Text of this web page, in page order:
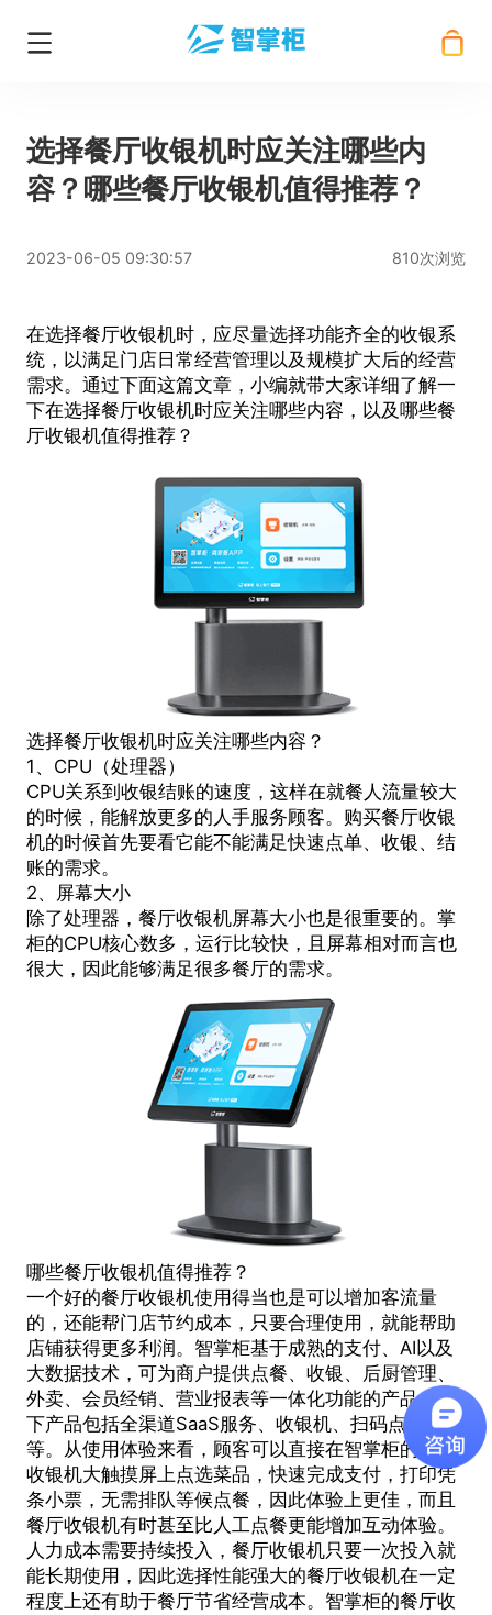
选择餐厅收银机时应关注哪些内
容？哪些餐厅收银机值得推荐？
2023-06-05 09:30:57 810次浏览
在选择餐厅收银机时，应尽量选择功能齐全的收银系
统，以满足门店日常经营管理以及规模扩大后的经营
需求。通过下面这篇文章，小编就带大家详细了解一
下在选择餐厅收银机时应关注哪些内容，以及哪些餐
厅收银机值得推荐？
选择餐厅收银机时应关注哪些内容？
1、CPU（处理器）
CPU关系到收银结账的速度，这样在就餐人流量较大
的时候，能解放更多的人手服务顾客。购买餐厅收银
机的时候首先要看它能不能满足快速点单、收银、结
账的需求。
2、屏幕大小
除了处理器，餐厅收银机屏幕大小也是很重要的。掌
柜的CPU核心数多，运行比较快，且屏幕相对而言也
很大，因此能够满足很多餐厅的需求。
哪些餐厅收银机值得推荐？
一个好的餐厅收银机使用得当也是可以增加客流量
的，还能帮门店节约成本，只要合理使用，就能帮助
店铺获得更多利润。智掌柜基于成熟的支付、AI以及
大数据技术，可为商户提供点餐、收银、后厨管理、
外卖、会员经销、营业报表等一体化功能的产品。旗
下产品包括全渠道SaaS服务、收银机、扫码点单等
等。从使用体验来看，顾客可以直接在智掌柜的餐厅
收银机大触摸屏上点选菜品，快速完成支付，打印凭
条小票，无需排队等候点餐，因此体验上更佳，而且
餐厅收银机有时甚至比人工点餐更能增加互动体验。
人力成本需要持续投入，餐厅收银机只要一次投入就
能长期使用，因此选择性能强大的餐厅收银机在一定
程度上还有助于餐厅节省经营成本。智掌柜的餐厅收